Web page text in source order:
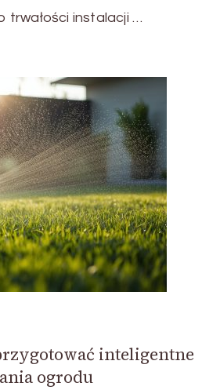
trwałości instalacji …
inteligentne
ogrodu